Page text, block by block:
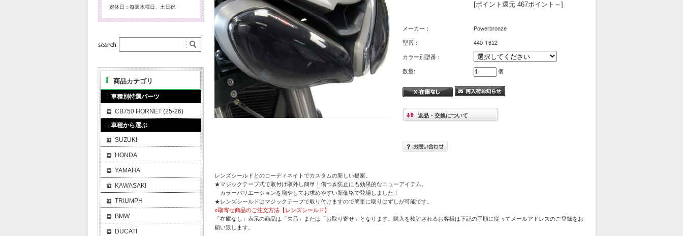
[ポイント還元 467ポイント～]
メーカー： Powerbronze
型番： 440-T612-
カラー別型番：
数量: 個
返品・交換について
レンズシールドとのコーディネイトでカスタムの新しい提案。
★マジックテープ式で取付け取外し簡単！傷つき防止にも効果的なニューアイテム。
カラーバリエーションを増やしてお求めやすい新価格で登場しました！
★レンズシールドはマジックテープで取り付けますので簡単に取りはずしが可能です。
○取寄せ商品のご注文方法【レンズシールド】
「在庫なし」表示の商品は「欠品」または「お取り寄せ」となります。購入を検討されるお客様は下記の手順に従ってメールアドレスのご登録をお
願い致します。
定休日：毎週水曜日、土日祝
商品カテゴリ
車種別特選パーツ
CB750 HORNET (25-26)
車種から選ぶ
SUZUKI
HONDA
YAMAHA
KAWASAKI
TRIUMPH
BMW
DUCATI